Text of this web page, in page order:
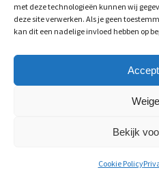
met deze technologieën kunnen wij
deze site verwerken. Als je geen
kan dit een nadelige invloed hebben op
Bekijk
Cookie Policy
The